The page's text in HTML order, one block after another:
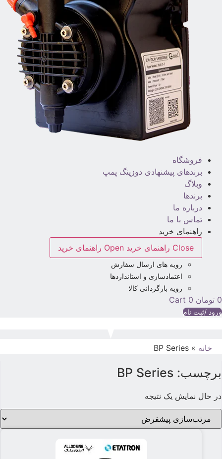
فروشگاه
برندهای پیشنهادی دوزینگ پمپ
وبلاگ
برندها
درباره ما
تماس با ما
راهنمای خرید
Close راهنمای خرید
Open راهنمای خرید
رویه های ارسال سفارش
اعتمادسازی و استانداردها
رویه بازگردانی کالا
0 تومان 0
Cart
ورود /ثبت نام
خانه »
BP Series
برچسب: BP Series
در حال نمایش یک نتیجه